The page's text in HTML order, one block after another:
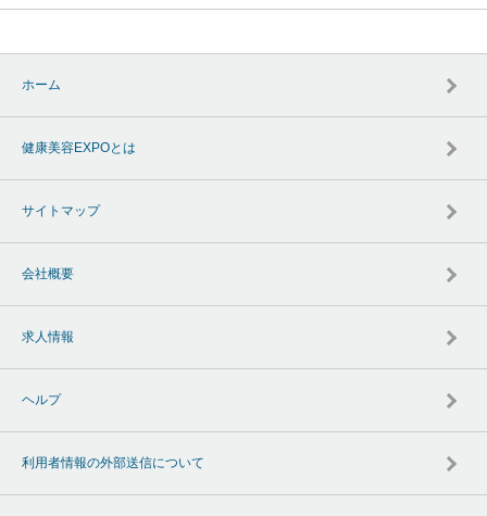
ホーム
健康美容EXPOとは
サイトマップ
会社概要
求人情報
ヘルプ
利用者情報の外部送信について